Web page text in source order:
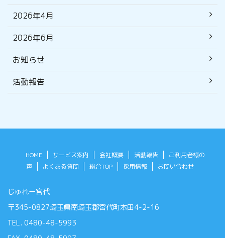
2026年4月
2026年6月
お知らせ
活動報告
HOME サービス案内 会社概要 活動報告
ご利用者様の
声
よくある質問 総合TOP 採用情報 お問い合わせ
じゅれー宮代
〒345-0827埼玉県南埼玉郡宮代町本田4-2-16
TEL. 0480-48-5993